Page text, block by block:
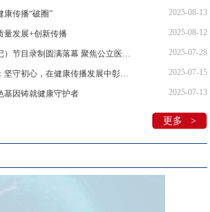
康传播“破圈” 2025-08-13
量发展+创新传播 2025-08-12
第七届对话院长（书记）节目录制圆满落幕 聚焦公立医院传播力赋能公益行动 2025-07-28
贵阳市第四人民医院：坚守初心，在健康传播发展中彰显担当 2025-07-15
基因铸就健康守护者 2025-07-13
更多 >